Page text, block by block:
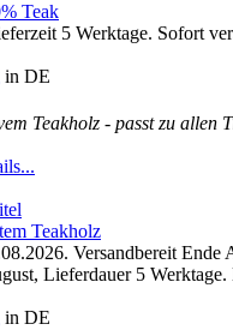
Teak
Sofort
in DE
Teakholz - passt zu allen
Teakholz
Lieferdauer 5
in DE